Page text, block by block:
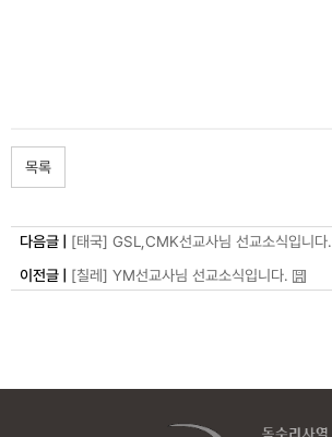
목록
다음글 | [태국] GSL,CMK선교사님 선교소식입니다.
이전글 | [칠레] YM선교사님 선교소식입니다.